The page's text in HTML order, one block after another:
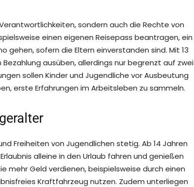
sondern auch die Rechte von
einen eigenen Reisepass beantragen, ein
gehen, sofern die Eltern einverstanden sind. Mit 13
ausüben, allerdings nur begrenzt auf zwei
sollen Kinder und Jugendliche vor Ausbeutung
erste Erfahrungen im Arbeitsleben zu sammeln.
Freiheiten von Jugendlichen stetig. Ab 14 Jahren
alleine in den Urlaub fahren und genießen
mehr Geld verdienen, beispielsweise durch einen
Kraftfahrzeug nutzen. Zudem unterliegen